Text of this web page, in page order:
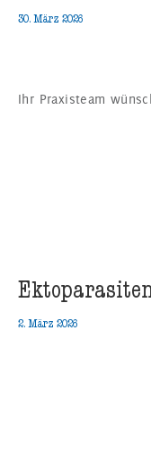
30. März 2026
Ihr Praxisteam
2. März 2026